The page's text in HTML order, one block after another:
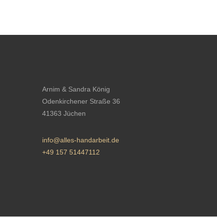
Arnim & Sandra König
Odenkirchener Straße 36
41363 Jüchen
info@alles-handarbeit.de
+49 157 51447112